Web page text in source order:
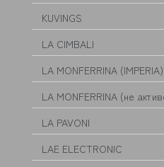
KUVINGS
LA CIMBALI
LA MONFERRINA (IMPERIA)
LA MONFERRINA (не
LA PAVONI
LAE ELECTRONIC